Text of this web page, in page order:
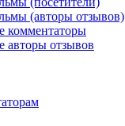
(авторы отзывов)
комментаторы
авторы отзывов